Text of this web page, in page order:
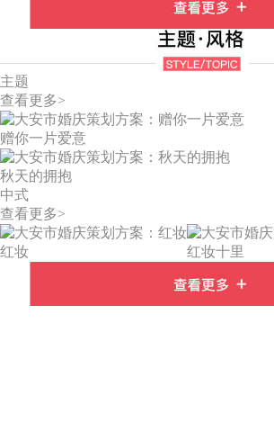
主题
查看更多>
赠你一片爱意
秋天的拥抱
中式
查看更多>
红妆 红妆十里